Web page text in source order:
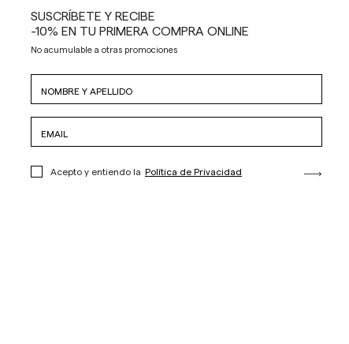
SUSCRÍBETE Y RECIBE
-10% EN TU PRIMERA COMPRA ONLINE
No acumulable a otras promociones
Acepto y entiendo la Política de Privacidad